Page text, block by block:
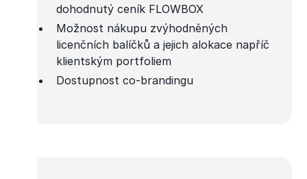
dohodnutý ceník FLOWBOX
Možnost nákupu zvýhodněných
licenčních balíčků a jejich alokace napříč
klientským portfoliem
Dostupnost co-brandingu